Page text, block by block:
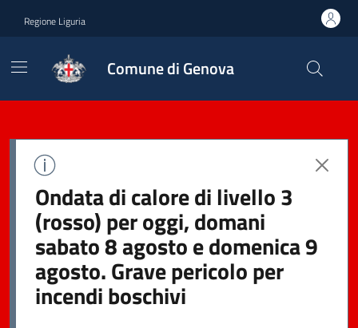
Regione Liguria
Comune di Genova
Ondata di calore di livello 3
(rosso) per oggi, domani
sabato 8 agosto e domenica 9
agosto. Grave pericolo per
incendi boschivi